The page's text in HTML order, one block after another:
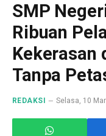
SMP
Ribuan
Kekerasan
Tanpa
REDAKSI Selasa, 10